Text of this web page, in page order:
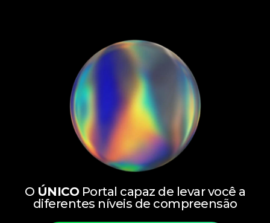
O ÚNICOPortal capaz de levar você a
diferentes níveis de compreensão